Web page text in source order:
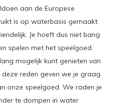
aan de Europese
is op waterbasis gemaakt
Je hoeft dus niet bang
spelen met het speelgoed.
mogelijk kunt genieten van
reden geven we je graag
onze speelgoed. We raden je
te dompen in water